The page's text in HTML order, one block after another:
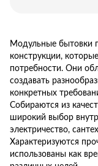
Модульные бытовки
конструкции,
потребности. Они
создавать
конкретных
Собираются из
широкий выбор
электричество,
Характеризуются
использованы как